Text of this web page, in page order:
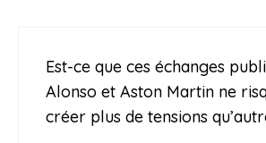
Est-ce que ces échanges
Alonso et Aston Martin ne
créer plus de tensions